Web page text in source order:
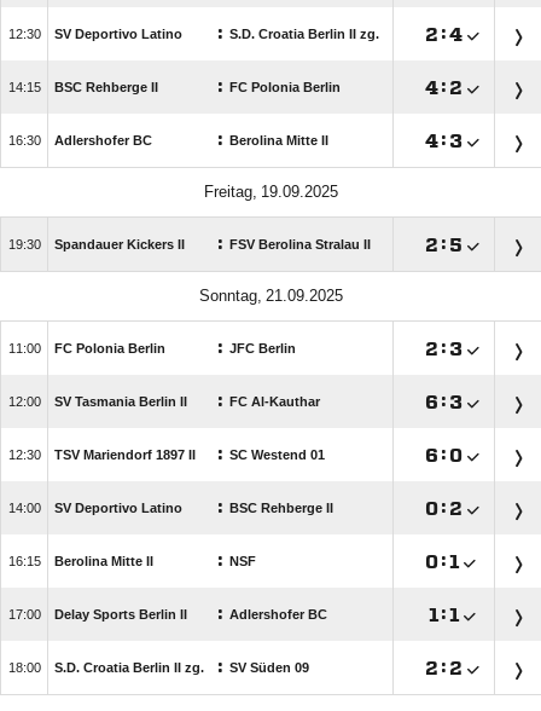
 SV Deportivo Latino : S.D. Croatia Berlin II zg.  :
 BSC Rehberge II : FC Polonia Berlin : 
 Adlershofer BC : Berolina Mitte II : 
 
 Spandauer Kickers II : FSV Berolina Stralau II  : 
 
 FC Polonia Berlin : JFC Berlin  : 
 SV Tasmania Berlin II : FC Al-Kauthar  : 
 TSV Mariendorf 1897 II : SC Westend 01  : 
 SV Deportivo Latino : BSC Rehberge II : 
 Berolina Mitte II : NSF :
 Delay Sports Berlin II : Adlershofer BC  :
 S.D. Croatia Berlin II zg. : SV Süden 09  : 